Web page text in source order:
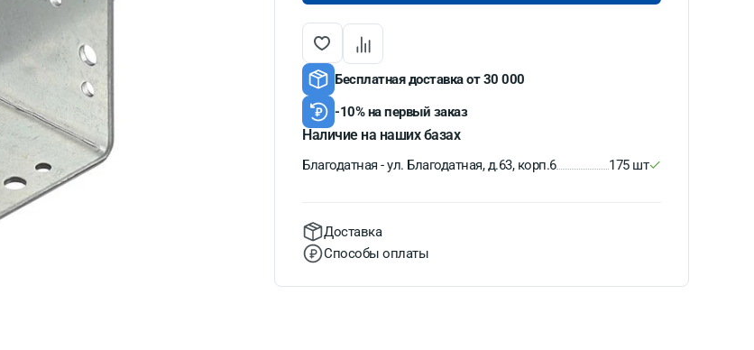
Бесплатная доставка от 30 000
-10% на первый заказ
Наличие на наших базах
Благодатная - ул. Благодатная, д.63, корп.6 175 шт
Доставка
Способы оплаты